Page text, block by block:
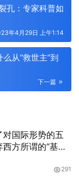
孔：专家科普如
年4月29日 上午1:14
从“救世主”到
下一篇
国际形势的五
方所谓的“基于
291